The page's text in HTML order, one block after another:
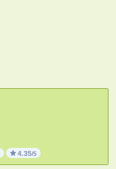
4.35/5